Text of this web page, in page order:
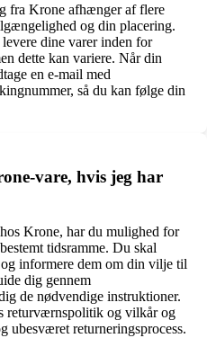
fra Krone afhænger af flere
og din placering.
dine varer inden for
dette kan variere. Når din
en e-mail med
så du kan følge din
vare, hvis jeg har
Krone, har du mulighed for
tidsramme. Du skal
informere dem om din vilje til
dig gennem
de nødvendige instruktioner.
returværnspolitik og vilkår og
ubesværet returneringsprocess.